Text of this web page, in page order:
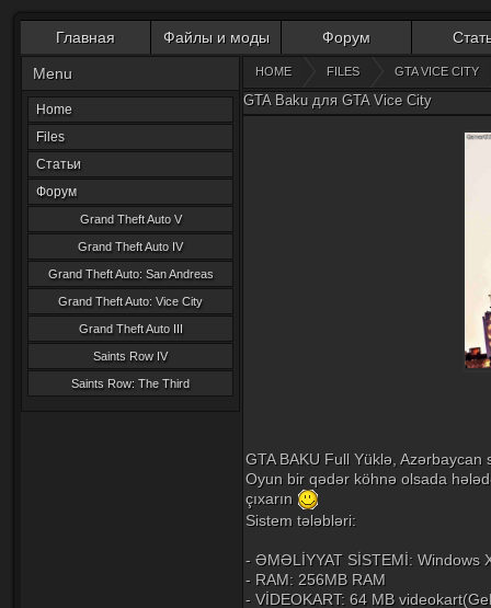
Главная Файлы и моды Форум
Menu
Home
Files
Статьи
Форум
Grand Theft Auto V
Grand Theft Auto IV
Grand Theft Auto: San Andreas
Grand Theft Auto: Vice City
Grand Theft Auto III
Saints Row IV
Saints Row: The Third
HOME FILES GTA VICE CITY
GTA Baku для GTA Vice City
GTA BAKU Full Yüklə,
Oyun bir qədər köhnə olsada
çıxarın
Sistem tələbləri:
- ƏMƏLİYYAT SİSTEMİ: Windows
- RAM: 256MB RAM
- VİDEOKART: 64 MB